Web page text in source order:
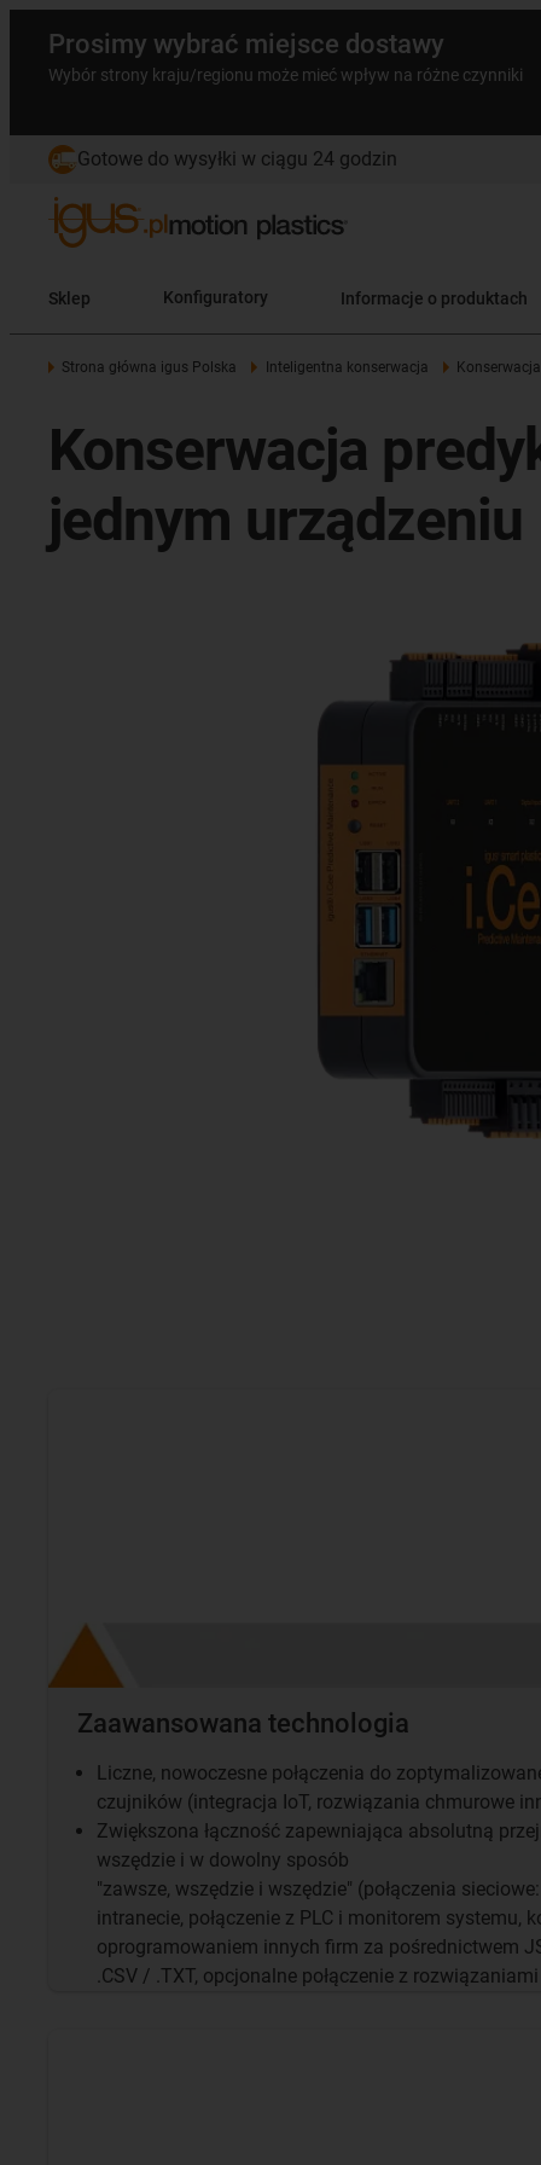
Prosimy wybrać miejsce dostawy
Wybór strony kraju/regionu może mieć wpływ na różne czynniki
Gotowe do wysyłki w ciągu 24 godzin
Sklep Konfiguratory Informacje o produktach
Strona główna igus Polska Inteligentna konserwacja
Konserwacja
jednym urządzeniu
Zaawansowana technologia
Liczne, nowoczesne połączenia do
czujników (integracja IoT, rozwiązania chmurowe
Zwiększona łączność zapewniająca absolutną
wszędzie i w dowolny sposób
"zawsze, wszędzie i wszędzie" (połączenia
intranecie, połączenie z PLC i monitorem systemu,
oprogramowaniem innych firm za pośrednictwem
.CSV / .TXT, opcjonalne połączenie z